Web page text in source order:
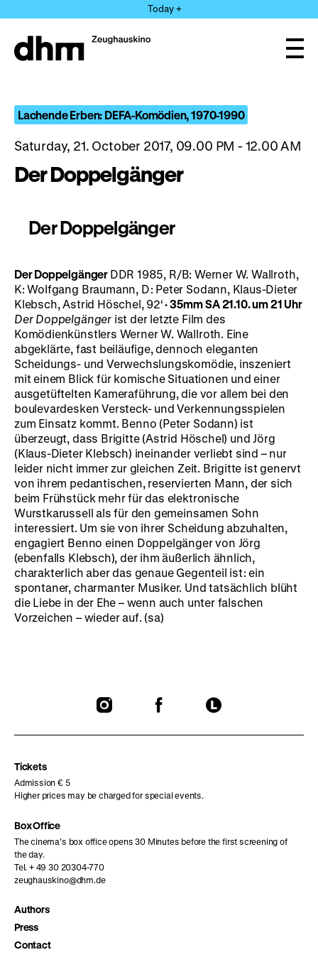
directly
the
Today +
Lachende Erben: DEFA-Komödien, 1970-1990
Saturday, 21. October 2017, 09.00 PM - 12.00 AM
Der Doppelgänger
Der Doppelgänger
Der Doppelgänger DDR 1985, R/B: Werner W. Wallroth,
K: Wolfgang Braumann, D: Peter Sodann, Klaus-Dieter
Klebsch, Astrid Höschel, 92‘· 35mm SA 21.10. um 21 Uhr
Der Doppelgängerist der letzte Film des
Komödienkünstlers Werner W. Wallroth. Eine
abgeklärte, fast beiläufige, dennoch eleganten
Scheidungs- und Verwechslungskomödie, inszeniert
mit einem Blick für komische Situationen und einer
ausgetüftelten Kameraführung, die vor allem bei den
boulevardesken Versteck- und Verkennungsspielen
zum Einsatz kommt. Benno (Peter Sodann) ist
überzeugt, dass Brigitte (Astrid Höschel) und Jörg
(Klaus-Dieter Klebsch) ineinander verliebt sind – nur
leider nicht immer zur gleichen Zeit. Brigitte ist genervt
von ihrem pedantischen, reservierten Mann, der sich
beim Frühstück mehr für das elektronische
Wurstkarussell als für den gemeinsamen Sohn
interessiert. Um sie von ihrer Scheidung abzuhalten,
engagiert Benno einen Doppelgänger von Jörg
(ebenfalls Klebsch), der ihm äußerlich ähnlich,
charakterlich aber das genaue Gegenteil ist: ein
spontaner, charmanter Musiker. Und tatsächlich blüht
die Liebe in der Ehe – wenn auch unter falschen
Vorzeichen – wieder auf. (sa)
To
To
To
Tickets
Admission € 5
Higher prices may be charged for special events.
Box Office
The cinema’s box office opens 30 Minutes before the first screening of
the day.
Tel. + 49 30 20304-770
zeughauskino@dhm.de
Authors
Press
Contact